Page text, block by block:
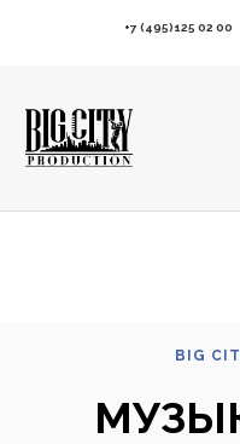
+7 (495)125 02 00
BIG